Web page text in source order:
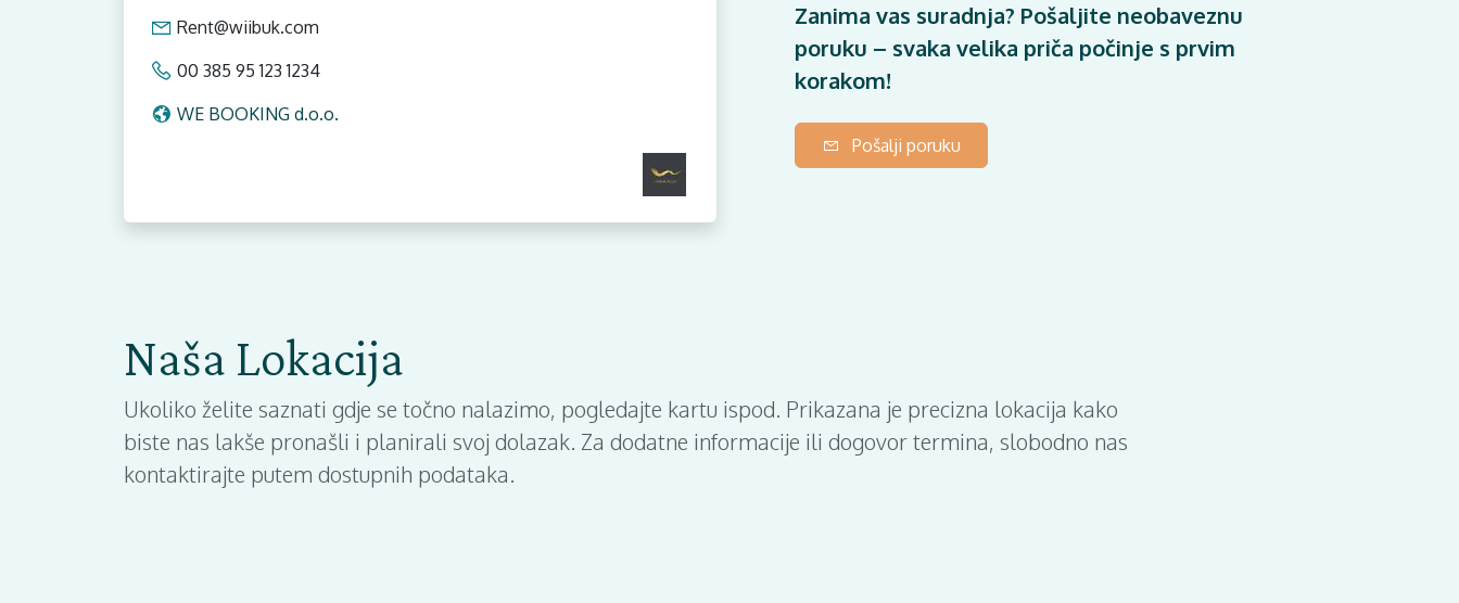
Rent@wiibuk.com
00 385 95 123 1234
WE BOOKING d.o.o.
Zanima vas suradnja? Pošaljite neobaveznu
poruku – svaka velika priča počinje s prvim
korakom!
Pošalji poruku
Naša Lokacija
Ukoliko želite saznati gdje se točno nalazimo, pogledajte kartu ispod. Prikazana je precizna lokacija kako
biste nas lakše pronašli i planirali svoj dolazak. Za dodatne informacije ili dogovor termina, slobodno nas
kontaktirajte putem dostupnih podataka.